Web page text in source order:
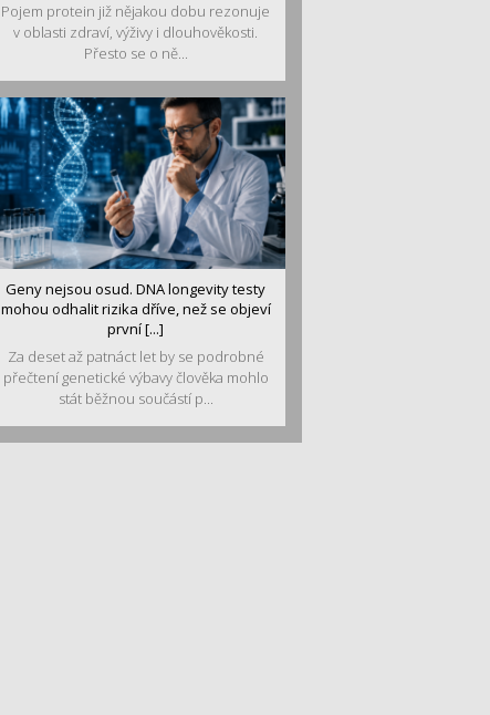
Pojem protein již nějakou dobu rezonuje
v oblasti zdraví, výživy i dlouhověkosti.
Přesto se o ně...
Geny nejsou osud. DNA longevity testy
mohou odhalit rizika dříve, než se objeví
první [...]
Za deset až patnáct let by se podrobné
přečtení genetické výbavy člověka mohlo
stát běžnou součástí p...